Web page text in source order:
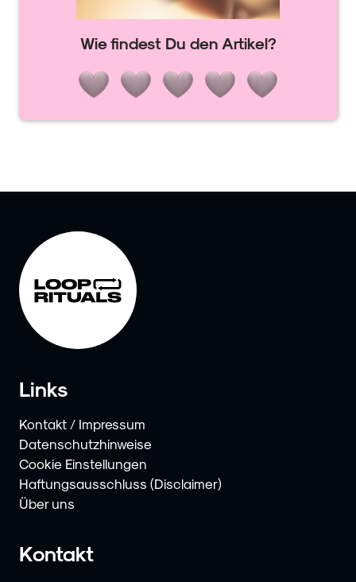
Wie findest Du den Artikel?
Links
Kontakt / Impressum
Datenschutzhinweise
Cookie Einstellungen
Haftungsausschluss (Disclaimer)
Über uns
Kontakt